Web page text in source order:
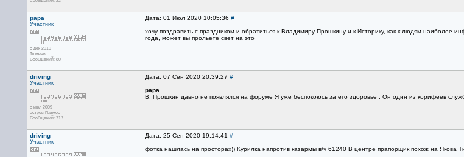
papa
Участник
с дек 2010
Тюмень
Сообщений: 80
Дата: 01 Июл 2020 10:05:36 #
хочу поздравить с праздником и обратиться к Владимиру Прошкину и к Историку, как к людям
года, может вы прольете свет на это
driving
Участник
с июл 2009
остров Патмос
Сообщений: 717
Дата: 07 Сен 2020 20:39:27 #
papa
В. Прошкин давно не появлялся на форуме Я уже беспокоюсь за его здоровье . Он один из корифеев
driving
Участник
Дата: 25 Сен 2020 19:14:41 #
фотка нашлась на просторах)) Курилка напротив казармы в/ч 61240 В центре прапорщик похож на Якова